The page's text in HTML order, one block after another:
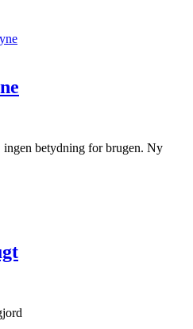
ingen betydning for brugen. Ny